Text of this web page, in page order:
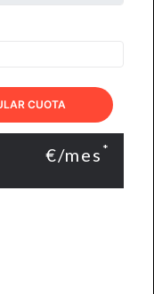
CUOTA
€/mes *